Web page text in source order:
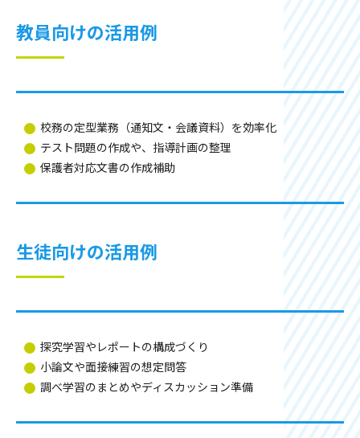
教員向けの活用例
校務の定型業務（通知文・会議資料）を効率化
テスト問題の作成や、指導計画の整理
保護者対応文書の作成補助
生徒向けの活用例
探究学習やレポートの構成づくり
小論文や面接練習の想定問答
調べ学習のまとめやディスカッション準備